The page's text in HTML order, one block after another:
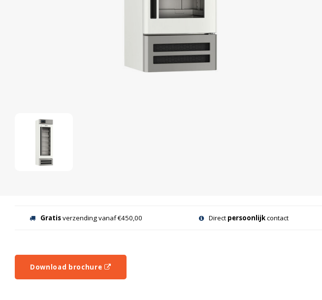
Gratisverzending vanaf €450,00 Direct persoonlijkcontact
Download brochure